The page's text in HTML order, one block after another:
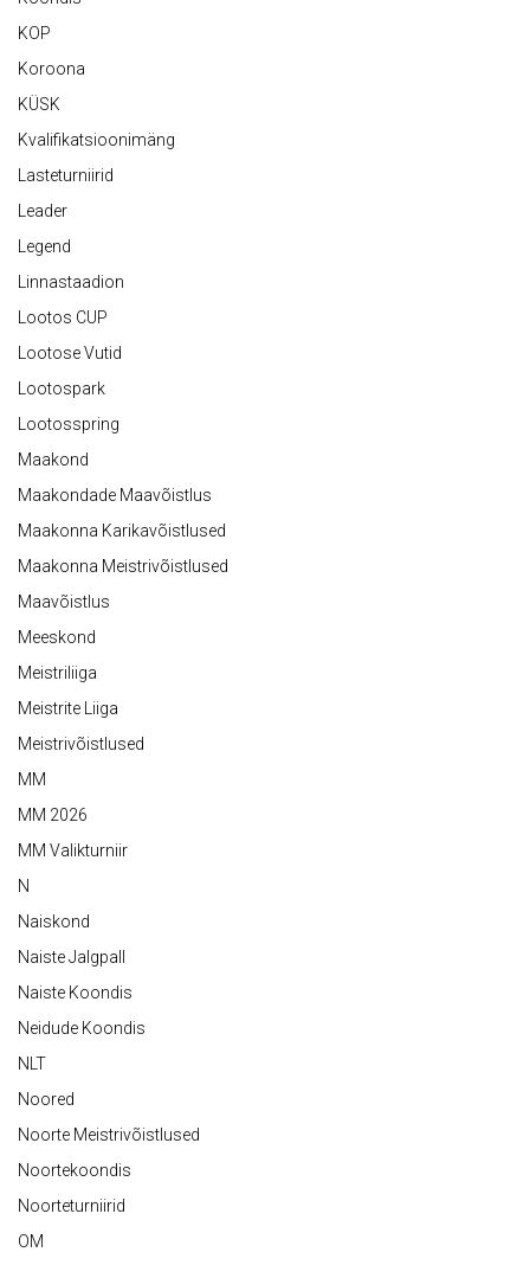
KOP
Koroona
KÜSK
Kvalifikatsioonimäng
Lasteturniirid
Leader
Legend
Linnastaadion
Lootos CUP
Lootose Vutid
Lootospark
Lootosspring
Maakond
Maakondade Maavõistlus
Maakonna Karikavõistlused
Maakonna Meistrivõistlused
Maavõistlus
Meeskond
Meistriliiga
Meistrite Liiga
Meistrivõistlused
MM
MM 2026
MM Valikturniir
N
Naiskond
Naiste Jalgpall
Naiste Koondis
Neidude Koondis
NLT
Noored
Noorte Meistrivõistlused
Noortekoondis
Noorteturniirid
OM